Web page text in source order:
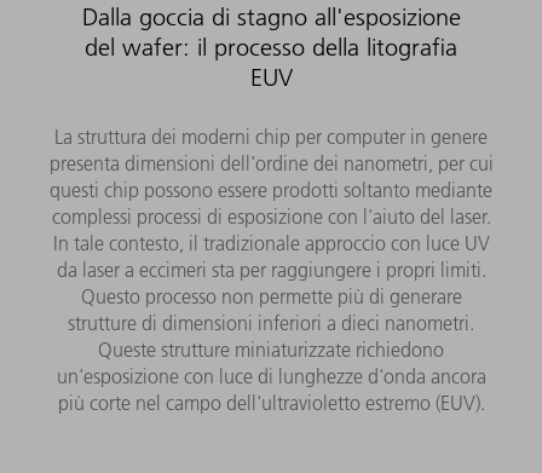
Dalla goccia di stagno all'esposizione
del wafer: il processo della litografia
EUV
La struttura dei moderni chip per computer in genere
presenta dimensioni dell'ordine dei nanometri, per cui
questi chip possono essere prodotti soltanto mediante
complessi processi di esposizione con l'aiuto del laser.
In tale contesto, il tradizionale approccio con luce UV
da laser a eccimeri sta per raggiungere i propri limiti.
Questo processo non permette più di generare
strutture di dimensioni inferiori a dieci nanometri.
Queste strutture miniaturizzate richiedono
un'esposizione con luce di lunghezze d'onda ancora
più corte nel campo dell'ultravioletto estremo (EUV).